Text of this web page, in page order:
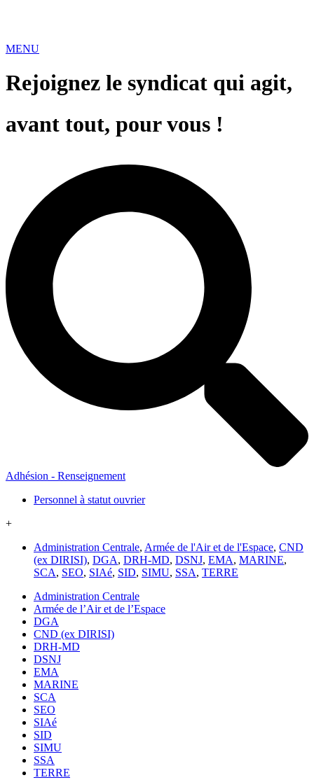
MENU
Rejoignez le syndicat qui agit,
avant tout, pour vous !
Adhésion - Renseignement
Personnel à statut ouvrier
+
Administration Centrale, Armée de l'Air et de l'Espace, CND
(ex DIRISI), DGA, DRH-MD, DSNJ, EMA, MARINE,
SCA, SEO, SIAé, SID, SIMU, SSA, TERRE
Administration Centrale
Armée de l’Air et de l’Espace
DGA
CND (ex DIRISI)
DRH-MD
DSNJ
EMA
MARINE
SCA
SEO
SIAé
SID
SIMU
SSA
TERRE